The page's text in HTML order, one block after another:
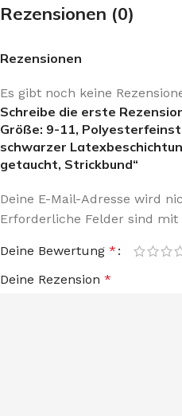
Rezensionen (0)
Rezensionen
Es gibt noch keine
Schreibe die erste
Größe: 9-11,
schwarzer
getaucht, Strickbund“
Deine E-Mail-Adresse wird
Erforderliche Felder sind mit
Deine Bewertung *
Deine Rezension *